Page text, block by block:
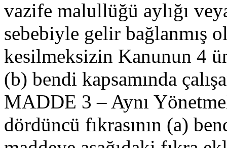
vazife malullüğü aylığı
sebebiyle gelir bağlanmış
kesilmeksizin Kanunun 4
(b) bendi kapsamında
MADDE 3 – Aynı
dördüncü fıkrasının (a)